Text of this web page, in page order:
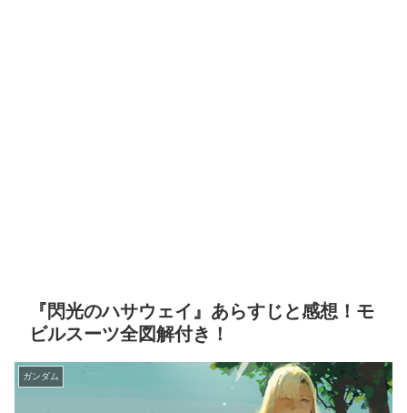
『閃光のハサウェイ』あらすじと感想！モ
ビルスーツ全図解付き！
ガンダム